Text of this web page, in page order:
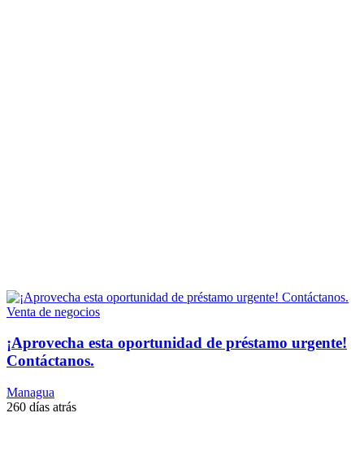
Venta de negocios
¡Aprovecha esta oportunidad de préstamo urgente!
Contáctanos.
Managua
260 días atrás